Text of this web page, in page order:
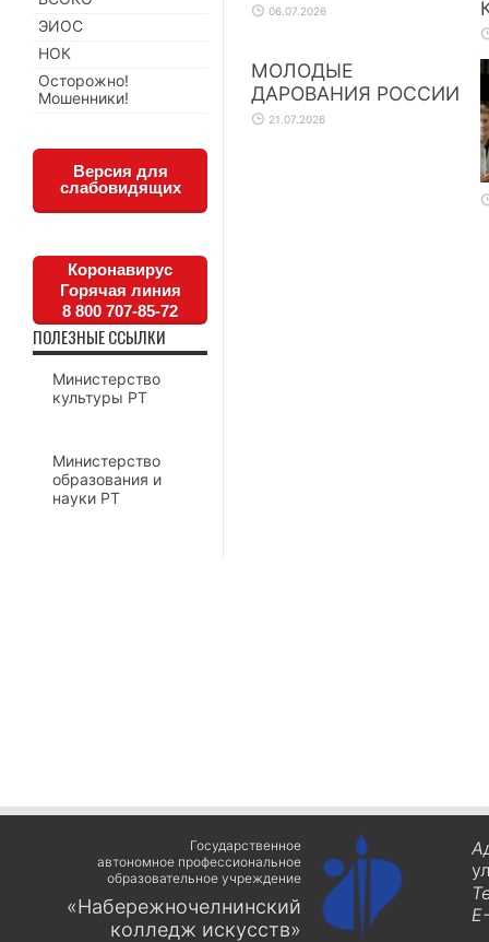
06.07.2026
МОЛОДЫЕ
ДАРОВАНИЯ РОССИИ
21.07.2026
ЭИОС
НОК
Осторожно!
Мошенники!
Версия для
слабовидящих
Коронавирус
Горячая линия
8 800 707-85-72
ПОЛЕЗНЫЕ ССЫЛКИ
Министерство
культуры РТ
Министерство
образования и
науки РТ
Государственное
автономное профессиональное
образовательное учреждение
«Набережночелнинский
колледж искусств»